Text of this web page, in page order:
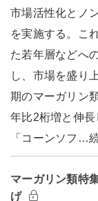
市場活性化とノ
を実施する。こ
た若年層などへ
し、市場を盛
期のマーガリン
年比2桁増と伸
「コーンソフ…
マーガリン類特
げ